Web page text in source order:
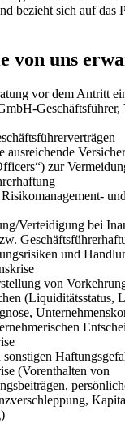
bezieht sich auf das
von uns
vor dem Antritt
Geschäftsführer,
ausreichende
zur
Verteidigung bei
und
von
(Liquiditätsstatus,
(Vorenthalten von